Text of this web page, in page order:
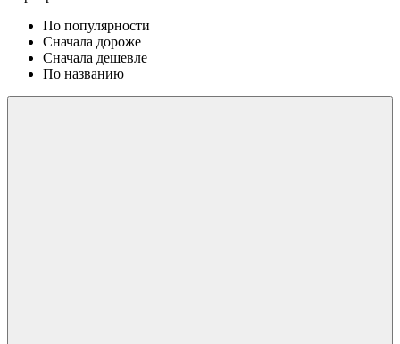
По популярности
Сначала дороже
Сначала дешевле
По названию